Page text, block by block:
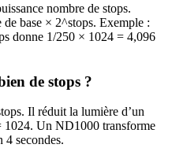
nombre de stops.
base × 2^stops. Exemple :
donne 1/250 × 1024 = 4,096
de stops ?
Il réduit la lumière d’un
1024. Un ND1000 transforme
4 secondes.